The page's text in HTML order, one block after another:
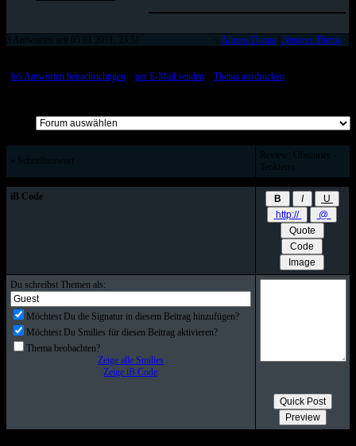
3 Antworten seit 05.01.2011, 23:51 Älteres Thema| Neueres Thema>
bei Antworten benachrichtigen:: per E-Mail senden:: Thema ausdrucken]
» Schnellantwort
Review: Obscurity -
Tenkterra
iB Code
Du schreibst Themen als:
Möchtest Du die Signatur in diesem Beitrag hinzufügen?
Möchtest Du Smilies für diesen Beitrag aktivieren?
Thema beobachten?
Zeige alle Smilies
Zeige iB Code